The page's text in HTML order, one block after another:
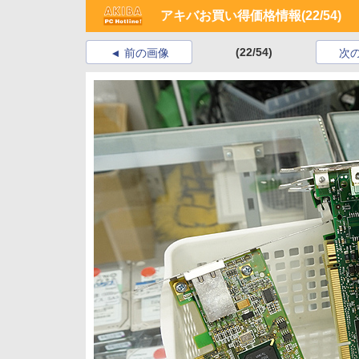
アキバお買い得価格情報(22/54)
前の画像 (22/54) 次